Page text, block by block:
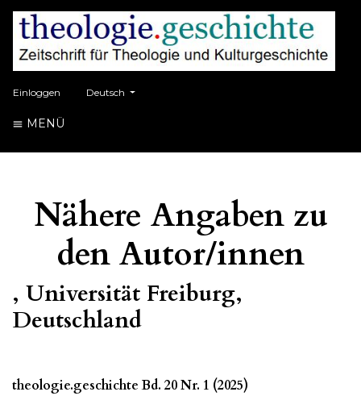
Einloggen ##plugins.themes.healthSciences.language.toggle##
Deutsch
MENÜ
Nähere Angaben zu
den Autor/innen
, Universität Freiburg,
Deutschland
theologie.geschichte Bd. 20 Nr. 1 (2025)